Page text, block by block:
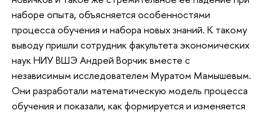
наборе опыта, объясняется особенностями
процесса обучения и набора новых знаний. К такому
выводу пришли сотрудник факультета экономических
наук НИУ ВШЭ Андрей Ворчик вместе с
независимым исследователем Муратом Мамышевым.
Они разработали математическую модель процесса
обучения и показали, как формируется и изменяется